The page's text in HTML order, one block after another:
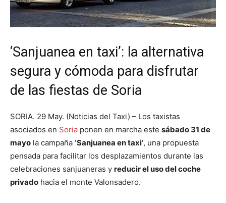
‘Sanjuanea en taxi’: la alternativa
segura y cómoda para disfrutar
de las fiestas de Soria
SORIA. 29 May. (Noticias del Taxi) – Los taxistas
asociados en Soria ponen en marcha este sábado 31 de
mayo la campaña ‘Sanjuanea en taxi’, una propuesta
pensada para facilitar los desplazamientos durante las
celebraciones sanjuaneras y reducir el uso del coche
privado hacia el monte Valonsadero.